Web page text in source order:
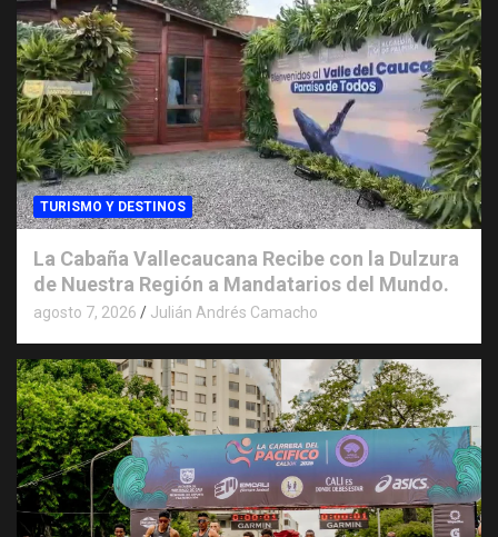
TURISMO Y DESTINOS
La Cabaña Vallecaucana Recibe con la Dulzura
de Nuestra Región a Mandatarios del Mundo.
agosto 7, 2026 Julián Andrés Camacho